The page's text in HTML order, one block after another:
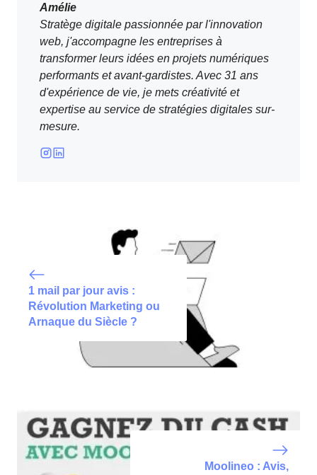
Amélie
Stratège digitale passionnée par l'innovation
web, j'accompagne les entreprises à
transformer leurs idées en projets numériques
performants et avant-gardistes. Avec 31 ans
d'expérience de vie, je mets créativité et
expertise au service de stratégies digitales sur-
mesure.
1 mail par jour avis :
Révolution Marketing ou
Arnaque du Siècle ?
Moolineo : Avis,